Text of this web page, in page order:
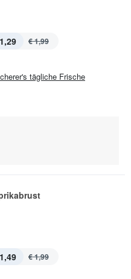
€ 1,99
tägliche Frische
€ 1,99